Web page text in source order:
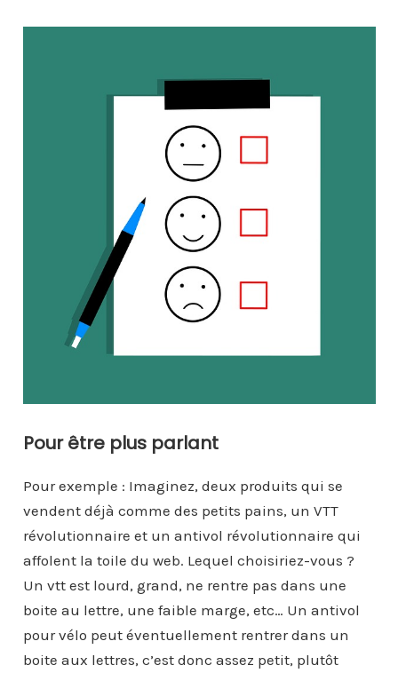
Pour être plus parlant
Pour exemple : Imaginez, deux produits qui se
vendent déjà comme des petits pains, un VTT
révolutionnaire et un antivol révolutionnaire qui
affolent la toile du web. Lequel choisiriez-vous ?
Un vtt est lourd, grand, ne rentre pas dans une
boite au lettre, une faible marge, etc… Un antivol
pour vélo peut éventuellement rentrer dans un
boite aux lettres, c’est donc assez petit, plutôt